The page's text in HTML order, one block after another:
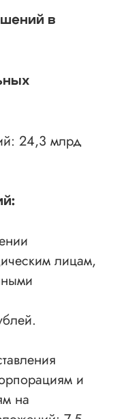
в
24,3 млрд
лицам,
и
на